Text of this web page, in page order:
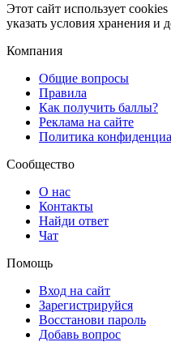
Этот сайт использует cookies
указать условия хранения и
Компания
Общие вопросы
Правила
Как получить баллы?
Реклама на сайте
Политика
Сообщество
О нас
Контакты
Найди ответ
Чат
Помощь
Вход на сайт
Зарегистрируйся
Восстанови пароль
Добавь вопрос